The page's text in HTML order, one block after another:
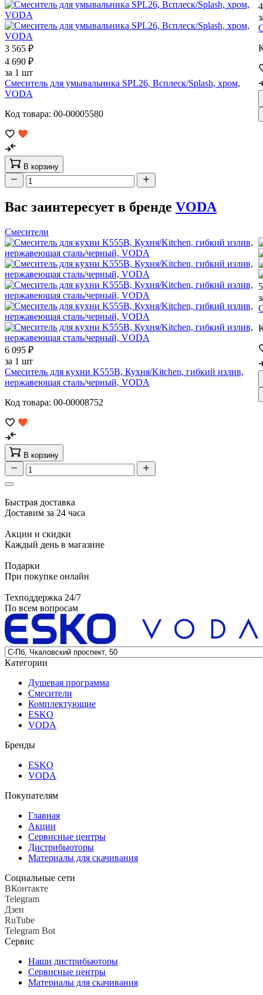
3 565 ₽
4 690 ₽
за 1 шт
Смеситель для умывальника SPL26, Всплеск/Splash, хром,
VODA
Код товара: 00-00005580
В корзину
Вас заинтересует в бренде VODA
Смесители
6 095 ₽
за 1 шт
Смеситель для кухни K555B, Кухня/Kitchen, гибкий излив,
нержавеющая сталь/черный, VODA
Код товара: 00-00008752
В корзину
Быстрая доставка
Доставим за 24 часа
Акции и скидки
Каждый день в магазине
Подарки
При покупке онлайн
Техподдержка 24/7
По всем вопросам
Категории
Душевая программа
Смесители
Комплектующие
ESKO
VODA
Бренды
ESKO
VODA
Покупателям
Главная
Акции
Сервисные центры
Дистрибьюторы
Материалы для скачивания
Социальные сети
ВКонтакте
Telegram
Дзен
RuTube
Telegram Bot
Сервис
Наши дистрибьюторы
Сервисные центры
Материалы для скачивания